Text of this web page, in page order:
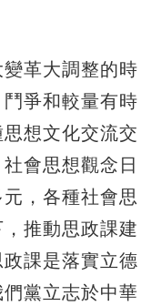
革大調整的時
爭和較量有時
想文化交流交
會思想觀念日
，各種社會思
推動思政課建
課是落實立德
黨立志於中華